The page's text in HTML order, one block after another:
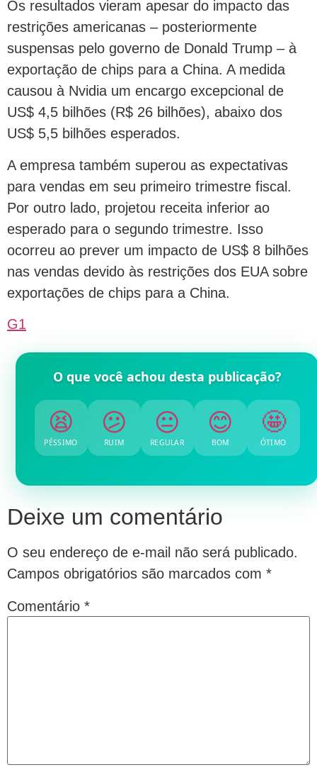
Os resultados vieram apesar do impacto das
restrições americanas – posteriormente
suspensas pelo governo de Donald Trump – à
exportação de chips para a China. A medida
causou à Nvidia um encargo excepcional de
US$ 4,5 bilhões (R$ 26 bilhões), abaixo dos
US$ 5,5 bilhões esperados.
A empresa também superou as expectativas
para vendas em seu primeiro trimestre fiscal.
Por outro lado, projetou receita inferior ao
esperado para o segundo trimestre. Isso
ocorreu ao prever um impacto de US$ 8 bilhões
nas vendas devido às restrições dos EUA sobre
exportações de chips para a China.
G1
O que você achou desta publicação?
😫
PÉSSIMO
😕
RUIM
😐
REGULAR
😊
BOM
🤩
ÓTIMO
Deixe um comentário
O seu endereço de e-mail não será publicado.
Campos obrigatórios são marcados com *
Comentário *